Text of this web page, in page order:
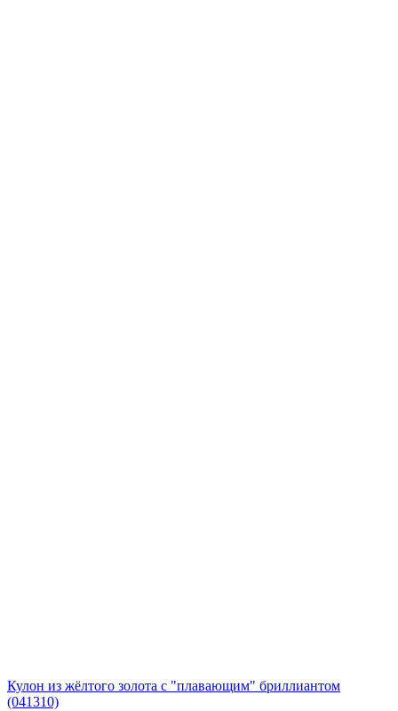
Кулон из жёлтого золота с "плавающим" бриллиантом
(041310)